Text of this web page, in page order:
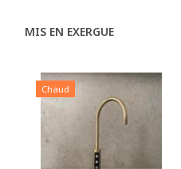
MIS EN EXERGUE
Chaud